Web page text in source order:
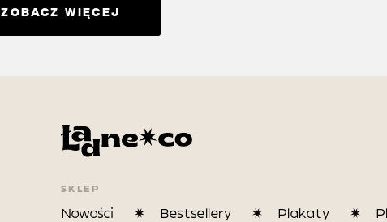
ZOBACZ WIĘCEJ
SKLEP
Nowości Bestsellery Plakaty